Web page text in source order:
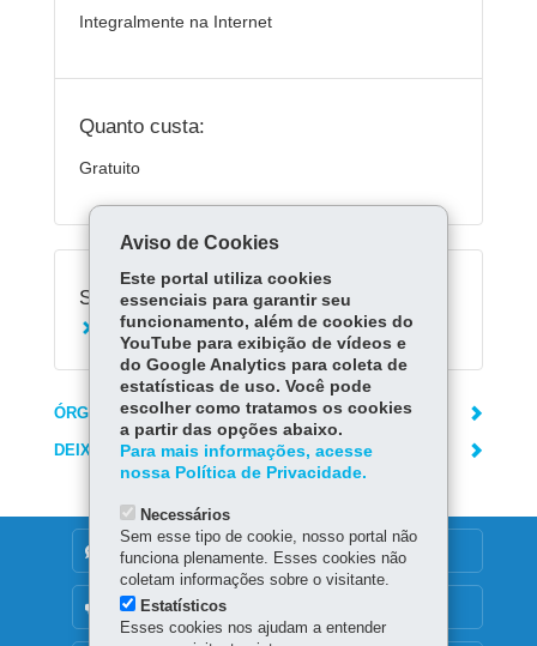
Integralmente na Internet
Quanto custa:
Gratuito
Serviços Relacionados:
Acessar Escola Digital
ÓRGÃO RESPONSÁVEL
DEIXE SUA OPINIÃO
DENUNCIE CORRUPÇÃO
OUVIDORIA
Aviso de Cookies
Este portal utiliza cookies
essenciais para garantir seu
funcionamento, além de cookies do
YouTube para exibição de vídeos e
do Google Analytics para coleta de
estatísticas de uso. Você pode
escolher como tratamos os cookies
a partir das opções abaixo.
Para mais informações, acesse
nossa Política de Privacidade.
Necessários
Sem esse tipo de cookie, nosso portal não
funciona plenamente. Esses cookies não
coletam informações sobre o visitante.
Estatísticos
Esses cookies nos ajudam a entender